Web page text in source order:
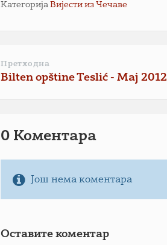
КатегоријаВијести из Чечаве
Претходна
Bilten opštine Teslić - Maj 2012
0 Коментарa
Још нема коментара
Оставите коментар